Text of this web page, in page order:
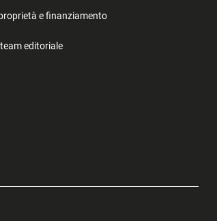
e finanziamento
editoriale